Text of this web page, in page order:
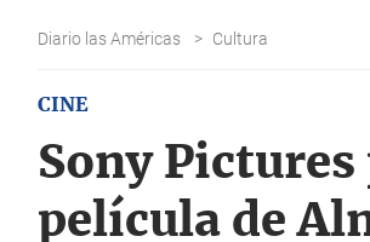
Diario las Américas > Cultura
CINE
Sony
película de